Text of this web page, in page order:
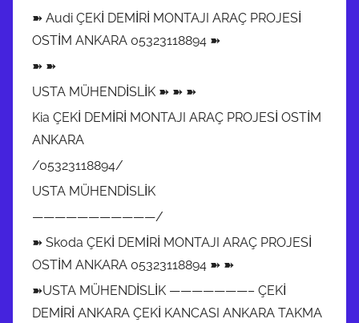
➽ Audi ÇEKİ DEMİRİ MONTAJI ARAÇ PROJESİ
OSTİM ANKARA 05323118894 ➽
➽ ➽
USTA MÜHENDİSLİK ➽ ➽ ➽
Kia ÇEKİ DEMİRİ MONTAJI ARAÇ PROJESİ OSTİM
ANKARA
/05323118894/
USTA MÜHENDİSLİK
———————————/
➽ Skoda ÇEKİ DEMİRİ MONTAJI ARAÇ PROJESİ
OSTİM ANKARA 05323118894 ➽ ➽
➽USTA MÜHENDİSLİK ———————– ÇEKİ
DEMİRİ ANKARA ÇEKİ KANCASI ANKARA TAKMA